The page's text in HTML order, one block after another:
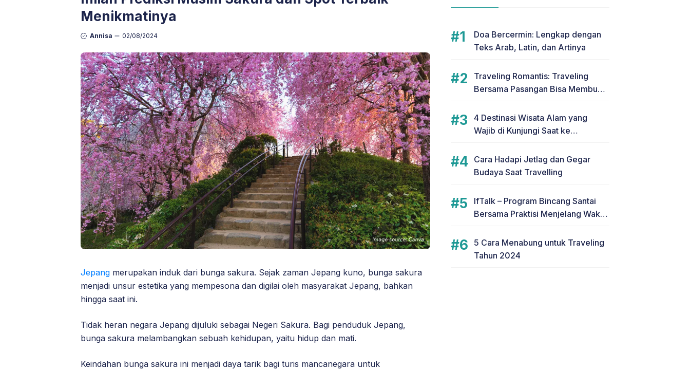
Menikmatinya
Annisa 02/08/2024
Jepang merupakan induk dari bunga sakura. Sejak zaman Jepang kuno, bunga sakura
menjadi unsur estetika yang mempesona dan digilai oleh masyarakat Jepang, bahkan
hingga saat ini.
Tidak heran negara Jepang dijuluki sebagai Negeri Sakura. Bagi penduduk Jepang,
bunga sakura melambangkan sebuah kehidupan, yaitu hidup dan mati.
Keindahan bunga sakura ini menjadi daya tarik bagi turis mancanegara untuk
Doa Bercermin: Lengkap dengan
Teks Arab, Latin, dan Artinya
Traveling Romantis: Traveling
Bersama Pasangan Bisa Membuat
4 Destinasi Wisata Alam yang
Wajib di Kunjungi Saat ke
Cara Hadapi Jetlag dan Gegar
Budaya Saat Travelling
IfTalk – Program Bincang Santai
Bersama Praktisi Menjelang Waktu
5 Cara Menabung untuk Traveling
Tahun 2024